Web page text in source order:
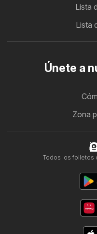
Lista
Lista
Únete a
Zona
Todos los folletos